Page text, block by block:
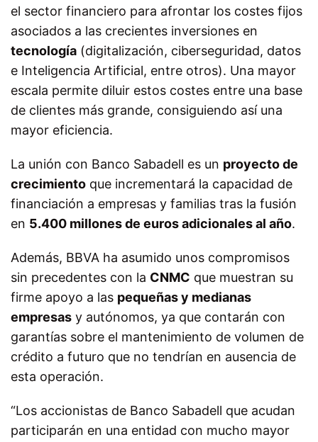
el sector financiero para afrontar los costes fijos
asociados a las crecientes inversiones en
tecnología (digitalización, ciberseguridad, datos
e Inteligencia Artificial, entre otros). Una mayor
escala permite diluir estos costes entre una base
de clientes más grande, consiguiendo así una
mayor eficiencia.
La unión con Banco Sabadell es un proyecto de
crecimiento que incrementará la capacidad de
financiación a empresas y familias tras la fusión
en 5.400 millones de euros adicionales al año.
Además, BBVA ha asumido unos compromisos
sin precedentes con la CNMC que muestran su
firme apoyo a las pequeñas y medianas
empresas y autónomos, ya que contarán con
garantías sobre el mantenimiento de volumen de
crédito a futuro que no tendrían en ausencia de
esta operación.
“Los accionistas de Banco Sabadell que acudan
participarán en una entidad con mucho mayor